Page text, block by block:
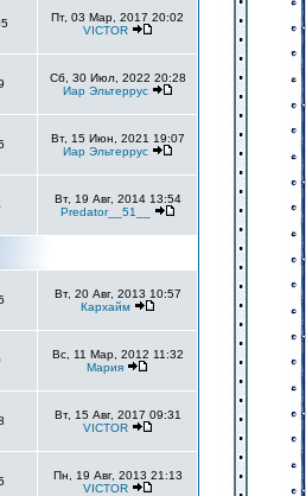
Пт, 03 Мар, 2017 20:02
VICTOR
Сб, 30 Июл, 2022 20:28
Иар Эльтеррус
Вт, 15 Июн, 2021 19:07
Иар Эльтеррус
Вт, 19 Авг, 2014 13:54
Predator__51__
Вт, 20 Авг, 2013 10:57
Кархайм
Вс, 11 Мар, 2012 11:32
Мария
Вт, 15 Авг, 2017 09:31
VICTOR
Пн, 19 Авг, 2013 21:13
VICTOR